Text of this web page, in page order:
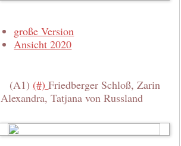
große Version
Ansicht 2020
(A1) (#)Friedberger Schloß, Zarin
Alexandra, Tatjana von Russland